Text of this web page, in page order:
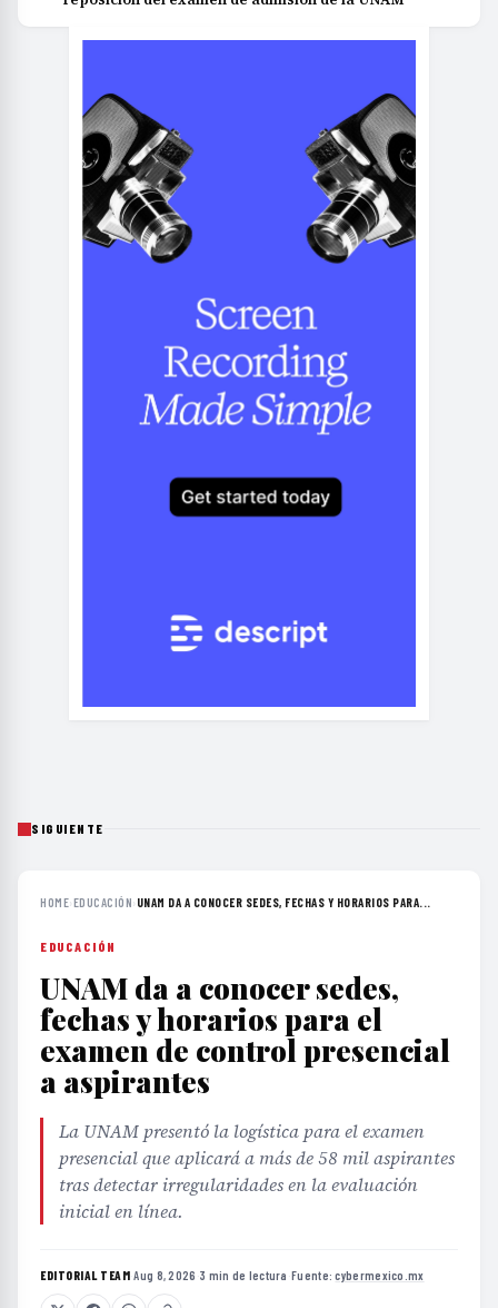
SIGUIENTE
HOME›EDUCACIÓN› UNAM DA A CONOCER SEDES, FECHAS Y HORARIOS PARA...
EDUCACIÓN
UNAM da a conocer sedes,
fechas y horarios para el
examen de control presencial
a aspirantes
La UNAM presentó la logística para el examen
presencial que aplicará a más de 58 mil aspirantes
tras detectar irregularidades en la evaluación
inicial en línea.
EDITORIAL TEAM·Aug 8, 2026 ·3 min de lectura ·Fuente:cybermexico.mx